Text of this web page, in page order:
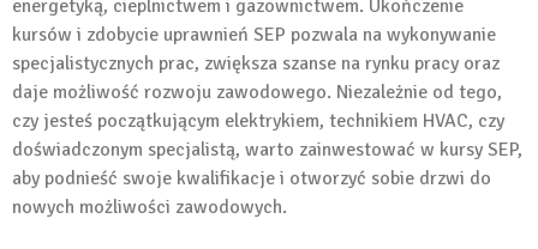
energetyką, cieplnictwem i gazownictwem. Ukończenie
kursów i zdobycie uprawnień SEP pozwala na wykonywanie
specjalistycznych prac, zwiększa szanse na rynku pracy oraz
daje możliwość rozwoju zawodowego. Niezależnie od tego,
czy jesteś początkującym elektrykiem, technikiem HVAC, czy
doświadczonym specjalistą, warto zainwestować w kursy SEP,
aby podnieść swoje kwalifikacje i otworzyć sobie drzwi do
nowych możliwości zawodowych.